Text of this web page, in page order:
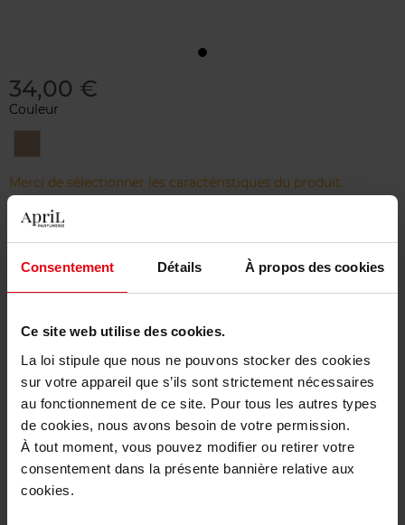
Consentement Détails À propos des cookies
Ce site web utilise des cookies.
La loi stipule que nous ne pouvons stocker des cookies
sur votre appareil que s’ils sont strictement nécessaires
au fonctionnement de ce site. Pour tous les autres types
de cookies, nous avons besoin de votre permission.
À tout moment, vous pouvez modifier ou retirer votre
consentement dans la présente bannière relative aux
cookies.
34,00 €
Couleur
COOL
BISQUE
Merci de sélectionner les caractéristiques du produit.
Ajouter
Livraison gratuite à partir de 50€
Retour gratuit dans votre magasin
Description
Caractéristiques